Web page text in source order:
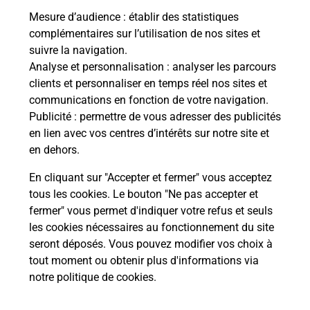
Mesure d’audience : établir des statistiques
complémentaires sur l’utilisation de nos sites et
suivre la navigation.
Analyse et personnalisation : analyser les parcours
clients et personnaliser en temps réel nos sites et
communications en fonction de votre navigation.
Publicité : permettre de vous adresser des publicités
en lien avec vos centres d’intérêts sur notre site et
en dehors.
En cliquant sur "Accepter et fermer" vous acceptez
tous les cookies. Le bouton "Ne pas accepter et
fermer" vous permet d'indiquer votre refus et seuls
les cookies nécessaires au fonctionnement du site
seront déposés. Vous pouvez modifier vos choix à
tout moment ou obtenir plus d'informations via
notre politique de cookies.
Boîte aux lettres La Poste
Prochaine collecte du courriersamedi à 10h00
Place De La Fontaine
29590 Le Faou
Le lien s'ouvre dans un nouvel onglet
Localiser Liste Boîtes aux lettres Finistère Le Faou